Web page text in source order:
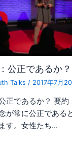
公正であるか？
Talks / 2017年7月20
正であるか？ 要約
が常に公正である
す。女性たち…